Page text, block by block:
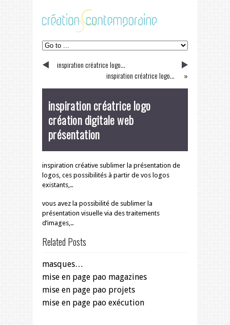
«
inspiration créatrice logo...
inspiration créatrice logo...
»
inspiration créatrice logo
création digitale web
présentation
inspiration créative sublimer la présentation de
logos, ces possibilités à partir de vos logos
existants,…
vous avez la possibilité de sublimer la
présentation visuelle via des traitements
d’images,…
Related Posts
masques…
mise en page pao magazines
mise en page pao projets
mise en page pao exécution